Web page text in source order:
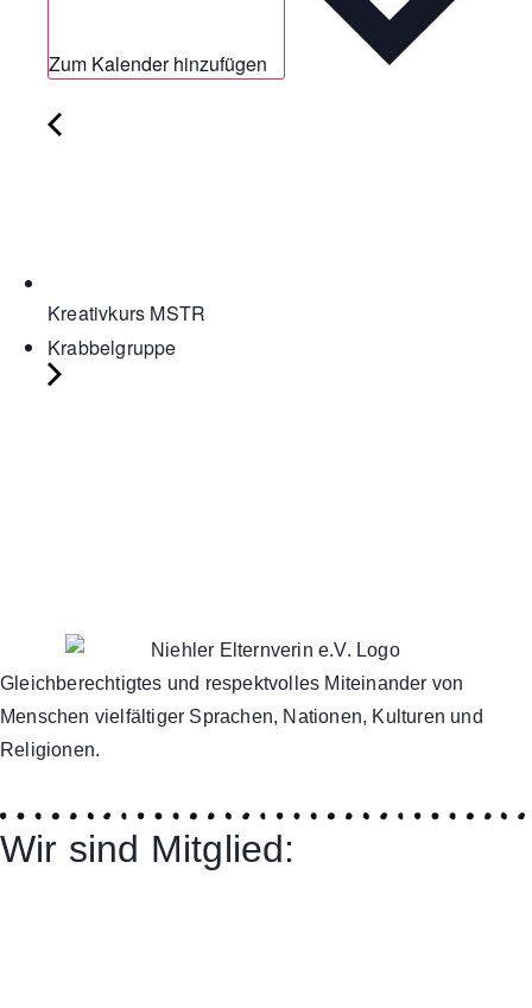
Zum Kalender hinzufügen
Kreativkurs MSTR
Krabbelgruppe
Gleichberechtigtes und respektvolles Miteinander von
Menschen vielfältiger Sprachen, Nationen, Kulturen und
Religionen.
Wir sind Mitglied: